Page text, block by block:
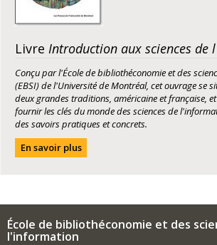
Livre Introduction aux sciences
Conçu par l'École de bibliothéconomie et des
(EBSI) de l'Université de Montréal, cet ouvrage se
deux grandes traditions, américaine et française,
fournir les clés du monde des sciences de
des savoirs pratiques et concrets.
En savoir plus
École de bibliothéconomie et des
l'information